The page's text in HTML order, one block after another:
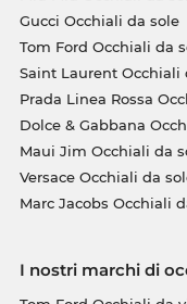
Gucci Occhiali da sole
Tom Ford Occhiali da
Saint Laurent Occhiali
Prada Linea Rossa
Dolce & Gabbana
Maui Jim Occhiali da
Versace Occhiali da
Marc Jacobs Occhiali
I nostri marchi di